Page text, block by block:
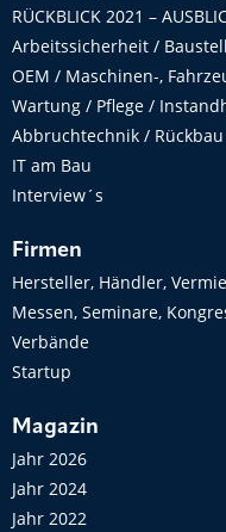
RÜCKBLICK 2021 –
Arbeitssicherheit /
OEM / Maschinen-,
Wartung / Pflege /
Abbruchtechnik /
IT am Bau
Interview´s
Firmen
Hersteller, Händler,
Messen, Seminare,
Verbände
Startup
Magazin
Jahr 2026
Jahr 2024
Jahr 2022